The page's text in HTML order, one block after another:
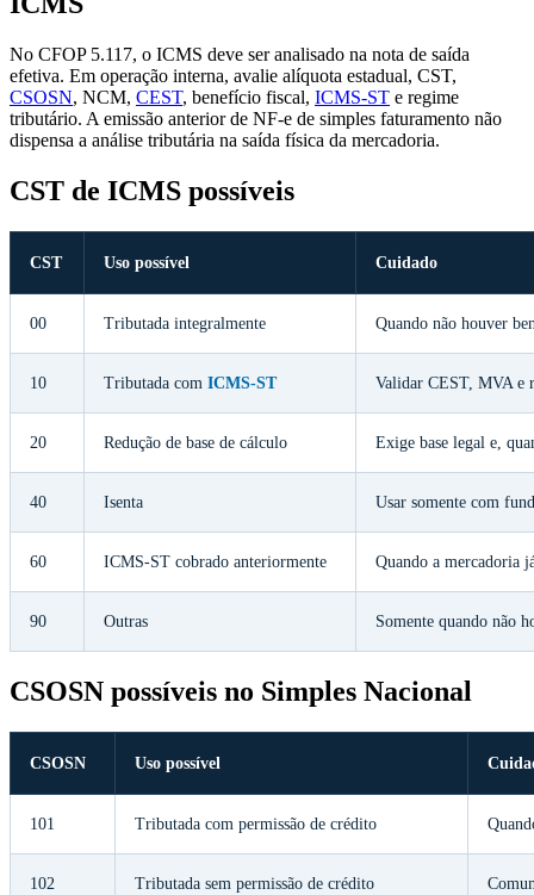
No CFOP 5.117, o ICMS deve ser analisado na nota de saída
efetiva. Em operação interna, avalie alíquota estadual, CST,
CSOSN, NCM, CEST, benefício fiscal, ICMS-ST e regime
tributário. A emissão anterior de NF-e de simples faturamento não
dispensa a análise tributária na saída física da mercadoria.
CST de ICMS possíveis
CST Uso possível Cuidado
00 Tributada integralmente Quando não houver
10 Tributada com ICMS-ST Validar CEST, MVA e
20 Redução de base de cálculo Exige base legal e,
40 Isenta Usar somente com
60 ICMS-ST cobrado anteriormente Quando a mercadoria
90 Outras Somente quando não
CSOSN possíveis no Simples Nacional
CSOSN Uso possível
101 Tributada com permissão de crédito
102 Tributada sem permissão de crédito